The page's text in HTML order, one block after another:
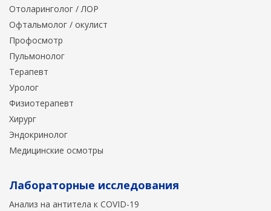
Отоларинголог / ЛОР
Офтальмолог / окулист
Профосмотр
Пульмонолог
Терапевт
Уролог
Физиотерапевт
Хирург
Эндокринолог
Медицинские осмотры
Лабораторные исследования
Анализ на антитела к COVID-19